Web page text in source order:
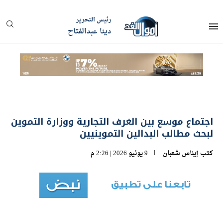
رئيس التحرير
دينا عبدالفتاح
اجتماع موسع بين الغرف التجارية ووزارة التموين
لبحث مطالب البدالين التموينيين
كتب إيناس شعبان 9 يونيو 2026 | 2:26 م